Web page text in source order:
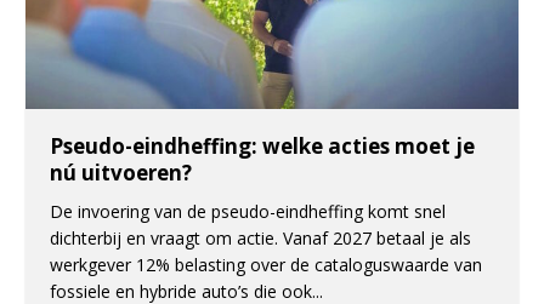
Pseudo-eindheffing: welke acties moet je
nú uitvoeren?
De invoering van de pseudo-eindheffing komt snel
dichterbij en vraagt om actie. Vanaf 2027 betaal je als
werkgever 12% belasting over de cataloguswaarde van
fossiele en hybride auto’s die ook...